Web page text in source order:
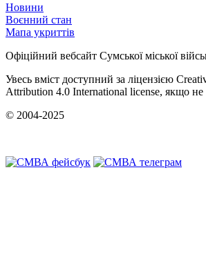
Новини
Воєнний стан
Мапа укриттів
Офіційний вебсайт Сумської міської
Увесь вміст доступний за ліцензією
Attribution 4.0 International license, якщо не
© 2004-2025